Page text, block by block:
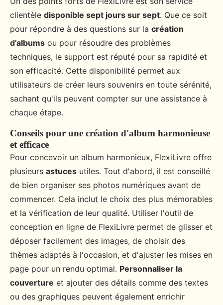
clientèle disponible sept jours sur sept. Que ce soit
pour répondre à des questions sur la création
d'albums ou pour résoudre des problèmes
techniques, le support est réputé pour sa rapidité et
son efficacité. Cette disponibilité permet aux
utilisateurs de créer leurs souvenirs en toute sérénité,
sachant qu'ils peuvent compter sur une assistance à
chaque étape.
Conseils pour une création d'album harmonieuse
et efficace
Pour concevoir un album harmonieux, FlexiLivre offre
plusieurs astuces utiles. Tout d'abord, il est conseillé
de bien organiser ses photos numériques avant de
commencer. Cela inclut le choix des plus mémorables
et la vérification de leur qualité. Utiliser l'outil de
conception en ligne de FlexiLivre permet de glisser et
déposer facilement des images, de choisir des
thèmes adaptés à l'occasion, et d'ajuster les mises en
page pour un rendu optimal. Personnaliser la
couverture et ajouter des détails comme des textes
ou des graphiques peuvent également enrichir